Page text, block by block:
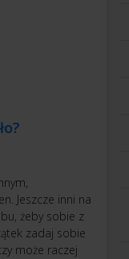
Jeszcze inni na
żeby sobie z
zadaj sobie
może raczej